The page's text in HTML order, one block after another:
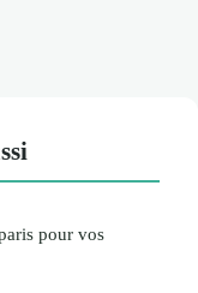
pour vos